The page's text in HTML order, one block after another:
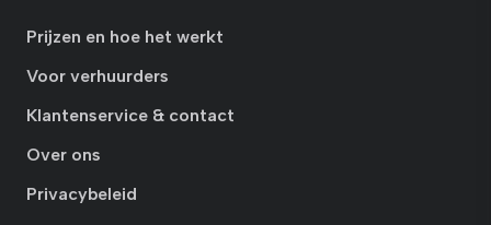
Prijzen en hoe het werkt
Voor verhuurders
Klantenservice & contact
Over ons
Privacybeleid